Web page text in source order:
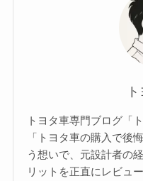
トヨタ車専門ブログ「
「トヨタ車の購入で後
う想いで、元設計者の
リットを正直にレビュ